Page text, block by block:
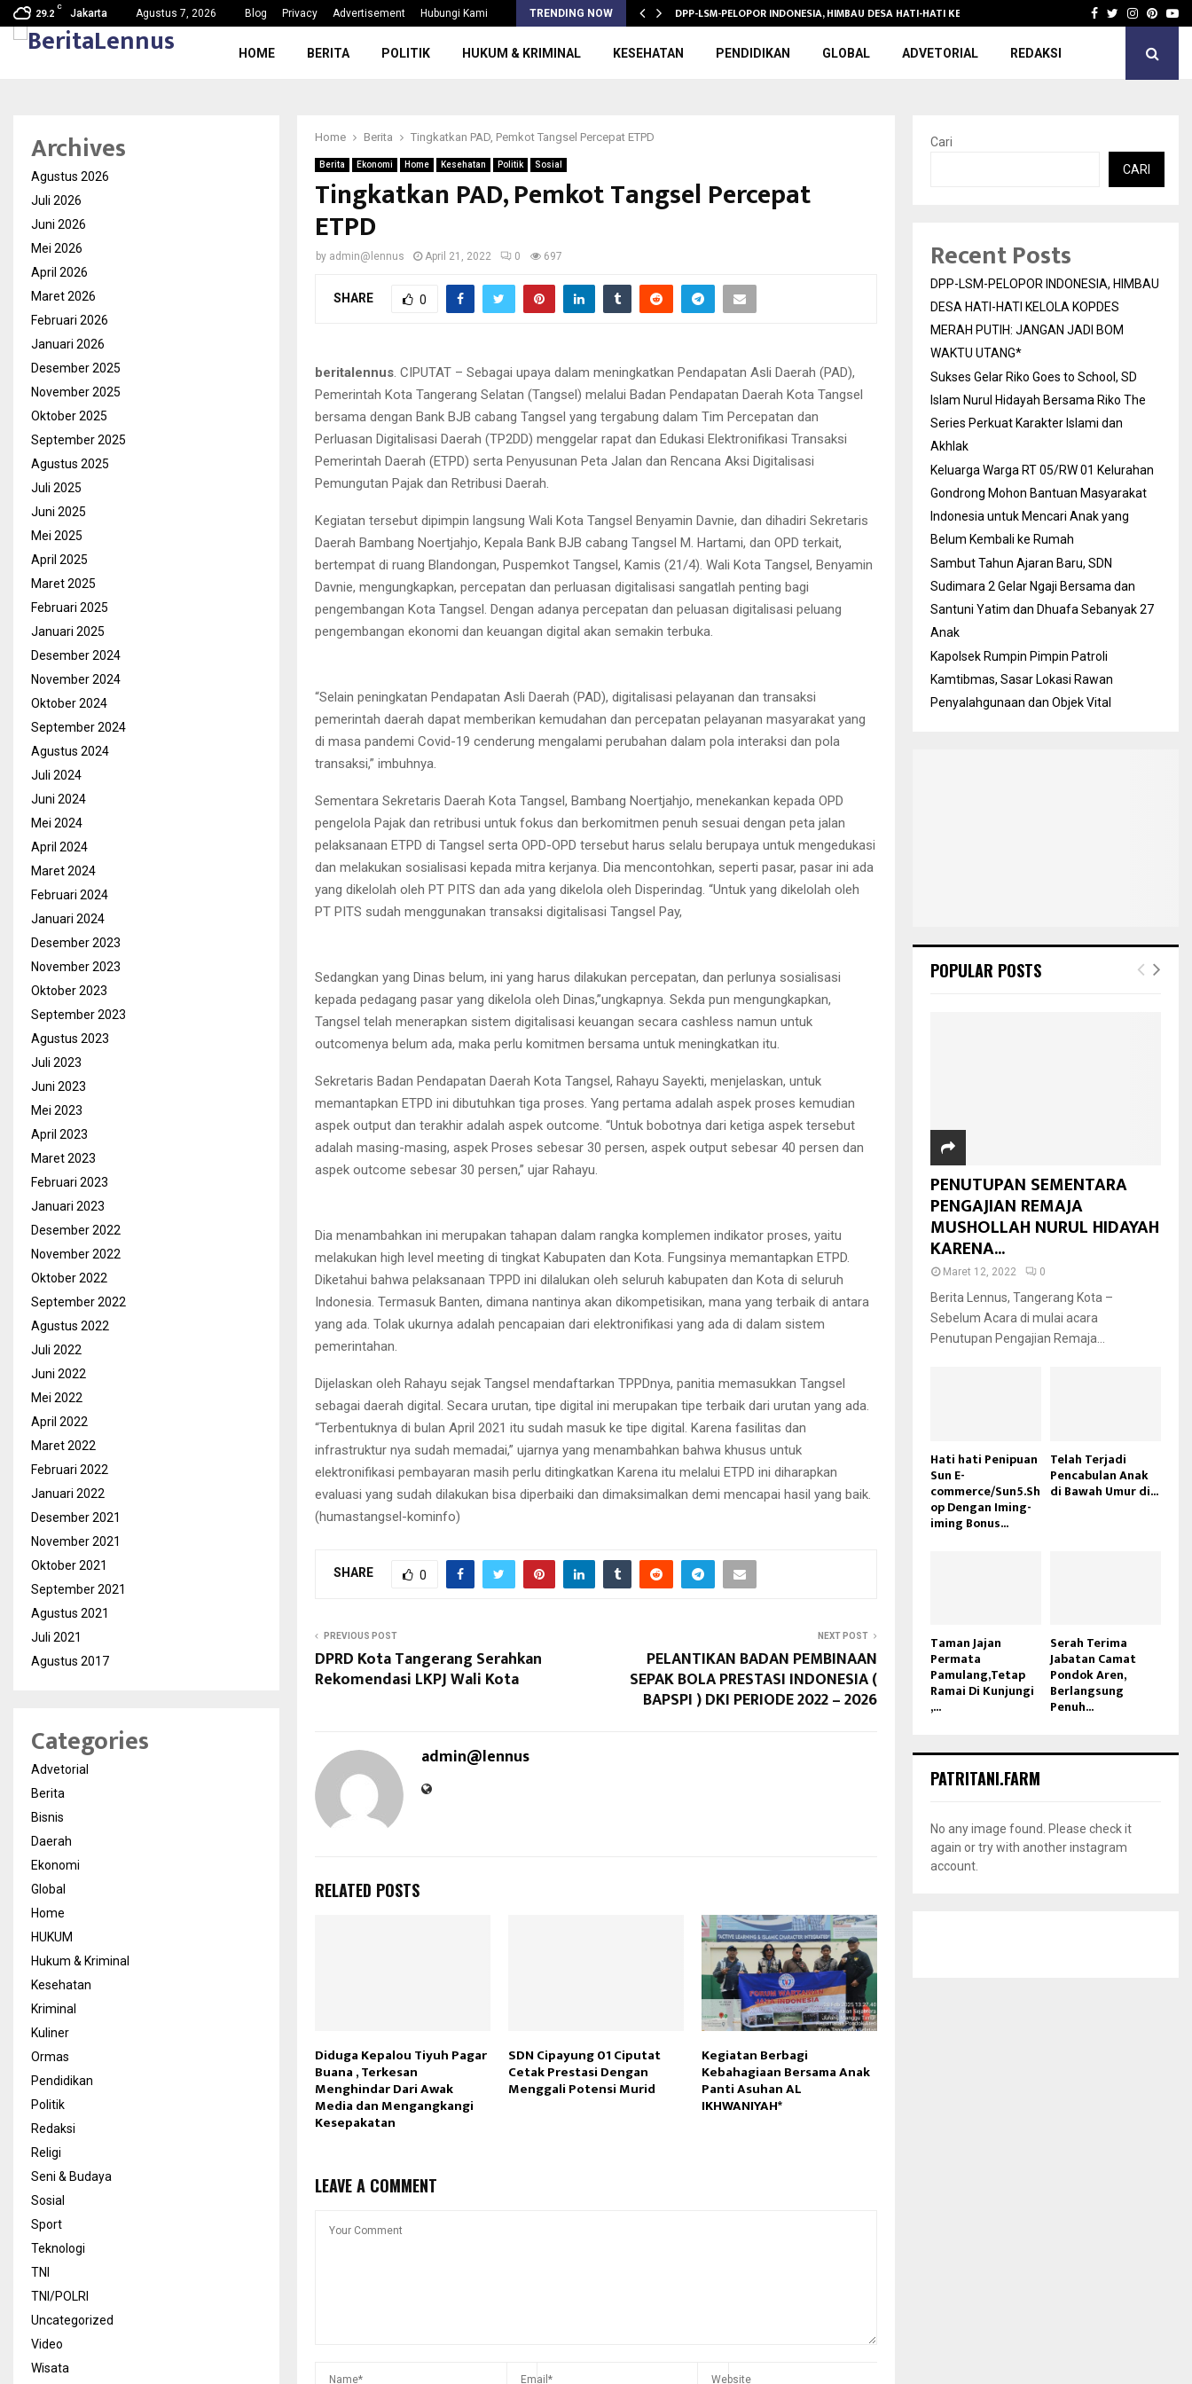
29.2
C
Jakarta Agustus 7, 2026 Blog Privacy Advertisement Hubungi Kami TRENDING NOW
Baik… SDN Karang Tengah 6 Gelar MPLS 2026/2027,… DPP-LSM-PELOPOR INDONESIA, HIMBAU DESA HATI-HATI KELOLA KOPDES… Sukses
Facebook
Twitter
HOME BERITA POLITIK HUKUM & KRIMINAL KESEHATAN PENDIDIKAN GLOBAL ADVETORIAL REDAKSI
Home Berita Tingkatkan PAD, Pemkot Tangsel Percepat ETPD
Berita Ekonomi Home Kesehatan Politik Sosial
Tingkatkan PAD, Pemkot Tangsel Percepat
ETPD
by admin@lennus April 21, 2022 0 697
SHARE 0
beritalennus . CIPUTAT – Sebagai upaya dalam meningkatkan Pendapatan Asli Daerah (PAD),
Pemerintah Kota Tangerang Selatan (Tangsel) melalui Badan Pendapatan Daerah Kota Tangsel
bersama dengan Bank BJB cabang Tangsel yang tergabung dalam Tim Percepatan dan
Perluasan Digitalisasi Daerah (TP2DD) menggelar rapat dan Edukasi Elektronifikasi Transaksi
Pemerintah Daerah (ETPD) serta Penyusunan Peta Jalan dan Rencana Aksi Digitalisasi
Pemungutan Pajak dan Retribusi Daerah.
Kegiatan tersebut dipimpin langsung Wali Kota Tangsel Benyamin Davnie, dan dihadiri Sekretaris
Daerah Bambang Noertjahjo, Kepala Bank BJB cabang Tangsel M. Hartami, dan OPD terkait,
bertempat di ruang Blandongan, Puspemkot Tangsel, Kamis (21/4). Wali Kota Tangsel, Benyamin
Davnie, mengungkapkan, percepatan dan perluasan digitalisasi sangatlah penting bagi
pengembangan Kota Tangsel. Dengan adanya percepatan dan peluasan digitalisasi peluang
pengembangan ekonomi dan keuangan digital akan semakin terbuka.
“Selain peningkatan Pendapatan Asli Daerah (PAD), digitalisasi pelayanan dan transaksi
pemerintah daerah dapat memberikan kemudahan dan percepatan pelayanan masyarakat yang
di masa pandemi Covid-19 cenderung mengalami perubahan dalam pola interaksi dan pola
transaksi,” imbuhnya.
Sementara Sekretaris Daerah Kota Tangsel, Bambang Noertjahjo, menekankan kepada OPD
pengelola Pajak dan retribusi untuk fokus dan berkomitmen penuh sesuai dengan peta jalan
pelaksanaan ETPD di Tangsel serta OPD-OPD tersebut harus selalu berupaya untuk mengedukasi
dan melakukan sosialisasi kepada mitra kerjanya. Dia mencontohkan, seperti pasar, pasar ini ada
yang dikelolah oleh PT PITS dan ada yang dikelola oleh Disperindag. “Untuk yang dikelolah oleh
PT PITS sudah menggunakan transaksi digitalisasi Tangsel Pay,
Sedangkan yang Dinas belum, ini yang harus dilakukan percepatan, dan perlunya sosialisasi
kepada pedagang pasar yang dikelola oleh Dinas,”ungkapnya. Sekda pun mengungkapkan,
Tangsel telah menerapkan sistem digitalisasi keuangan secara cashless namun untuk
outcomenya belum ada, maka perlu komitmen bersama untuk meningkatkan itu.
Sekretaris Badan Pendapatan Daerah Kota Tangsel, Rahayu Sayekti, menjelaskan, untuk
memantapkan ETPD ini dibutuhkan tiga proses. Yang pertama adalah aspek proses kemudian
aspek output dan terakhir adalah aspek outcome. “Untuk bobotnya dari ketiga aspek tersebut
adalah masing-masing, aspek Proses sebesar 30 persen, aspek output sebesar 40 persen dan
aspek outcome sebesar 30 persen,” ujar Rahayu.
Dia menambahkan ini merupakan tahapan dalam rangka komplemen indikator proses, yaitu
melakukan high level meeting di tingkat Kabupaten dan Kota. Fungsinya memantapkan ETPD.
Diketahui bahwa pelaksanaan TPPD ini dilalukan oleh seluruh kabupaten dan Kota di seluruh
Indonesia. Termasuk Banten, dimana nantinya akan dikompetisikan, mana yang terbaik di antara
yang ada. Tolak ukurnya adalah pencapaian dari elektronifikasi yang ada di dalam sistem
pemerintahan.
Dijelaskan oleh Rahayu sejak Tangsel mendaftarkan TPPDnya, panitia memasukkan Tangsel
sebagai daerah digital. Secara urutan, tipe digital ini merupakan tipe terbaik dari urutan yang ada.
“Terbentuknya di bulan April 2021 itu sudah masuk ke tipe digital. Karena fasilitas dan
infrastruktur nya sudah memadai,” ujarnya yang menambahkan bahwa khusus untuk
elektronifikasi pembayaran masih perlu ditingkatkan Karena itu melalui ETPD ini diharapkan
evaluasi yang sudah dilakukan bisa diperbaiki dan dimaksimalkan demi mencapai hasil yang baik.
(humastangsel-kominfo)
SHARE 0
PREVIOUS POST
DPRD Kota Tangerang Serahkan
Rekomendasi LKPJ Wali Kota
NEXT POST
PELANTIKAN BADAN PEMBINAAN
SEPAK BOLA PRESTASI INDONESIA (
BAPSPI ) DKI PERIODE 2022 – 2026
admin@lennus
RELATED POSTS
Diduga Kepalou Tiyuh Pagar
Buana , Terkesan
Menghindar Dari Awak
Media dan Mengangkangi
Kesepakatan
SDN Cipayung 01 Ciputat
Cetak Prestasi Dengan
Menggali Potensi Murid
Kegiatan Berbagi
Kebahagiaan Bersama Anak
Panti Asuhan AL
IKHWANIYAH*
LEAVE A COMMENT
Archives
Agustus 2026
Juli 2026
Juni 2026
Mei 2026
April 2026
Maret 2026
Februari 2026
Januari 2026
Desember 2025
November 2025
Oktober 2025
September 2025
Agustus 2025
Juli 2025
Juni 2025
Mei 2025
April 2025
Maret 2025
Februari 2025
Januari 2025
Desember 2024
November 2024
Oktober 2024
September 2024
Agustus 2024
Juli 2024
Juni 2024
Mei 2024
April 2024
Maret 2024
Februari 2024
Januari 2024
Desember 2023
November 2023
Oktober 2023
September 2023
Agustus 2023
Juli 2023
Juni 2023
Mei 2023
April 2023
Maret 2023
Februari 2023
Januari 2023
Desember 2022
November 2022
Oktober 2022
September 2022
Agustus 2022
Juli 2022
Juni 2022
Mei 2022
April 2022
Maret 2022
Februari 2022
Januari 2022
Desember 2021
November 2021
Oktober 2021
September 2021
Agustus 2021
Juli 2021
Agustus 2017
Categories
Advetorial
Berita
Bisnis
Daerah
Ekonomi
Global
Home
HUKUM
Hukum & Kriminal
Kesehatan
Kriminal
Kuliner
Ormas
Pendidikan
Politik
Redaksi
Religi
Seni & Budaya
Sosial
Sport
Teknologi
TNI
TNI/POLRI
Uncategorized
Video
Wisata
Cari
CARI
Recent Posts
DPP-LSM-PELOPOR INDONESIA, HIMBAU
DESA HATI-HATI KELOLA KOPDES
MERAH PUTIH: JANGAN JADI BOM
WAKTU UTANG*
Sukses Gelar Riko Goes to School, SD
Islam Nurul Hidayah Bersama Riko The
Series Perkuat Karakter Islami dan
Akhlak
Keluarga Warga RT 05/RW 01 Kelurahan
Gondrong Mohon Bantuan Masyarakat
Indonesia untuk Mencari Anak yang
Belum Kembali ke Rumah
Sambut Tahun Ajaran Baru, SDN
Sudimara 2 Gelar Ngaji Bersama dan
Santuni Yatim dan Dhuafa Sebanyak 27
Anak
Kapolsek Rumpin Pimpin Patroli
Kamtibmas, Sasar Lokasi Rawan
Penyalahgunaan dan Objek Vital
POPULAR POSTS
PENUTUPAN SEMENTARA
PENGAJIAN REMAJA
MUSHOLLAH NURUL HIDAYAH
KARENA...
Maret 12, 2022 0
Berita Lennus, Tangerang Kota –
Sebelum Acara di mulai acara
Penutupan Pengajian Remaja...
Hati hati Penipuan
Sun E-
commerce/Sun5.Sh
op Dengan Iming-
iming Bonus...
Telah Terjadi
Pencabulan Anak
di Bawah Umur di...
Taman Jajan
Permata
Pamulang,Tetap
Ramai Di Kunjungi
,...
Serah Terima
Jabatan Camat
Pondok Aren,
Berlangsung
Penuh...
PATRITANI.FARM
No any image found. Please check it
again or try with another instagram
account.